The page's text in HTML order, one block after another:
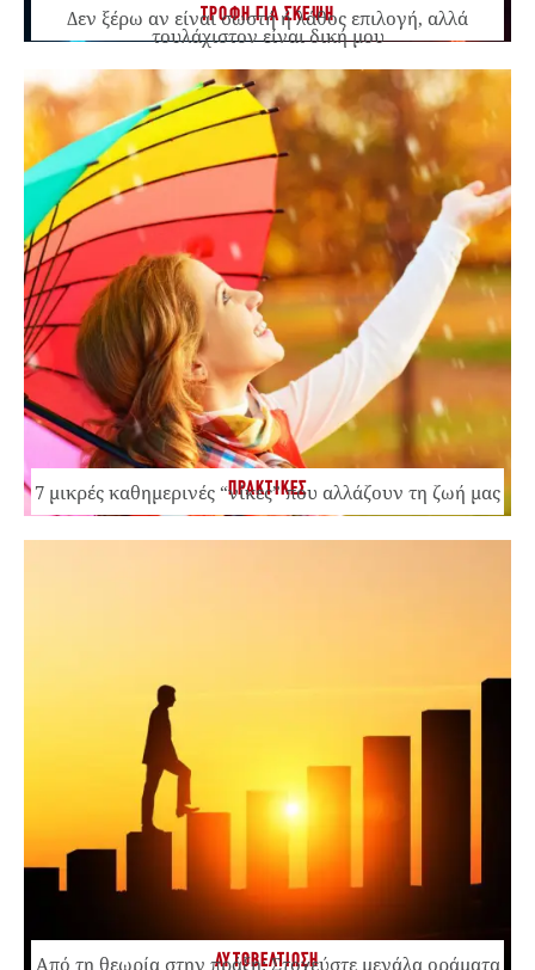
ΤΡΟΦΗ ΓΙΑ ΣΚΕΨΗ
Δεν ξέρω αν είναι σωστή ή λάθος επιλογή, αλλά
τουλάχιστον είναι δική μου
ΠΡΑΚΤΙΚΕΣ
7 μικρές καθημερινές “νίκες” που αλλάζουν τη ζωή μας
ΑΥΤΟΒΕΛΤΙΩΣΗ
Από τη θεωρία στην πράξη: Στοχεύστε μεγάλα οράματα